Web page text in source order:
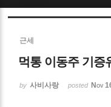
근세
먹통 이동주 기증
by 사비사랑 posted Nov